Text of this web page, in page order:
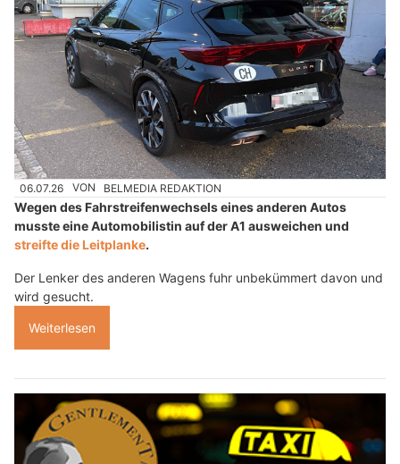
06.07.26 VON BELMEDIA REDAKTION
Wegen des Fahrstreifenwechsels eines anderen Autos
musste eine Automobilistin auf der A1 ausweichen und
streifte die Leitplanke.
Der Lenker des anderen Wagens fuhr unbekümmert davon und
wird gesucht.
Weiterlesen